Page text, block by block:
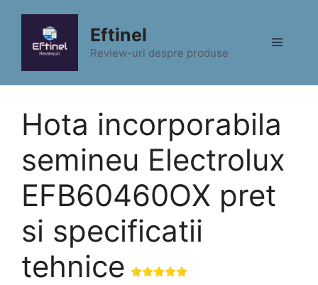
conținut
Eftinel
Review-uri despre produse
Meniu
Hota incorporabila
semineu Electrolux
EFB60460OX pret
si specificatii
tehnice